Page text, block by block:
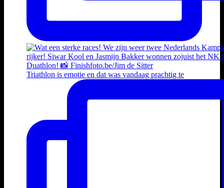
Triathlon is emotie en dat was vandaag prachtig te